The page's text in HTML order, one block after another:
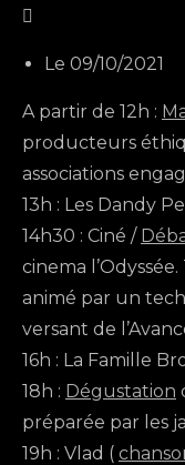

Le 09/10/2021
A partir de 12h :
producteurs
associations
13h : Les Dandy
14h30 : Ciné /
cinema
animé par un
versant de
16h : La Famille
18h : Dégustation
préparée par les
19h : Vlad (